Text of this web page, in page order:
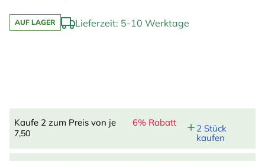
AUF LAGER Lieferzeit: 5-10 Werktage
Kaufe 2 zum Preis von je
7,50
6% Rabatt
2 Stück
kaufen